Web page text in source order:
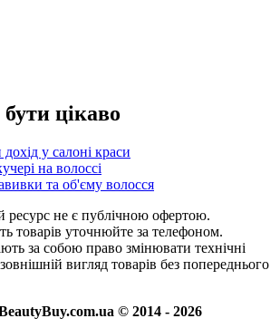
цікаво
у салоні краси
на волоссі
та об'єму волосся
ресурс не є публічною офертою.
товарів уточнюйте за телефоном.
за собою право змінювати технічні
вигляд товарів без попереднього
© 2014 - 2026